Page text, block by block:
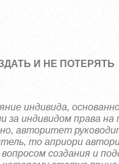
И НЕ ПОТЕРЯТЬ
индивида,
индивидом права
авторитет
то априори
создания и